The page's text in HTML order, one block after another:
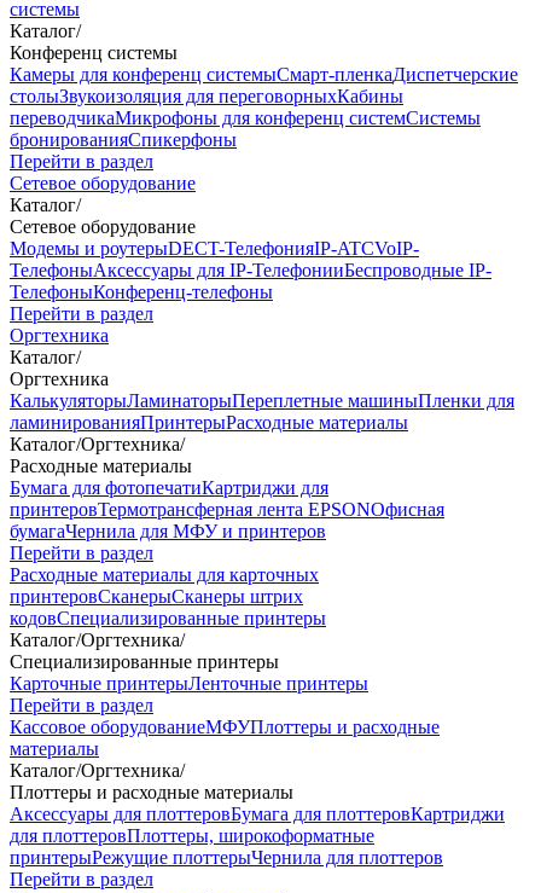
системы
Каталог/
Конференц системы
Камеры для конференц системыCмарт-пленкаДиспетчерские
столыЗвукоизоляция для переговорныхКабины
переводчикаМикрофоны для конференц системСистемы
бронированияСпикерфоны
Перейти в раздел
Сетевое оборудование
Каталог/
Сетевое оборудование
Модемы и роутерыDECT-ТелефонияIP-ATCVoIP-
ТелефоныАксессуары для IP-ТелефонииБеспроводные IP-
ТелефоныКонференц-телефоны
Перейти в раздел
Оргтехника
Каталог/
Оргтехника
КалькуляторыЛаминаторыПереплетные машиныПленки для
ламинированияПринтерыРасходные материалы
Каталог/Оргтехника/
Расходные материалы
Бумага для фотопечатиКартриджи для
принтеровТермотрансферная лента EPSONОфисная
бумагаЧернила для МФУ и принтеров
Перейти в раздел
Расходные материалы для карточных
принтеровСканерыСканеры штрих
кодовСпециализированные принтеры
Каталог/Оргтехника/
Специализированные принтеры
Карточные принтерыЛенточные принтеры
Перейти в раздел
Кассовое оборудованиеМФУПлоттеры и расходные
материалы
Каталог/Оргтехника/
Плоттеры и расходные материалы
Аксессуары для плоттеровБумага для плоттеровКартриджи
для плоттеровПлоттеры, широкоформатные
принтерыРежущие плоттерыЧернила для плоттеров
Перейти в раздел